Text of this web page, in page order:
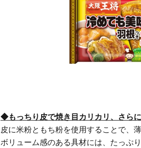
◆もっちり皮で焼き目カリカリ、さら
皮に米粉ともち粉を使用することで、
ボリューム感のある具材には、たっぷ